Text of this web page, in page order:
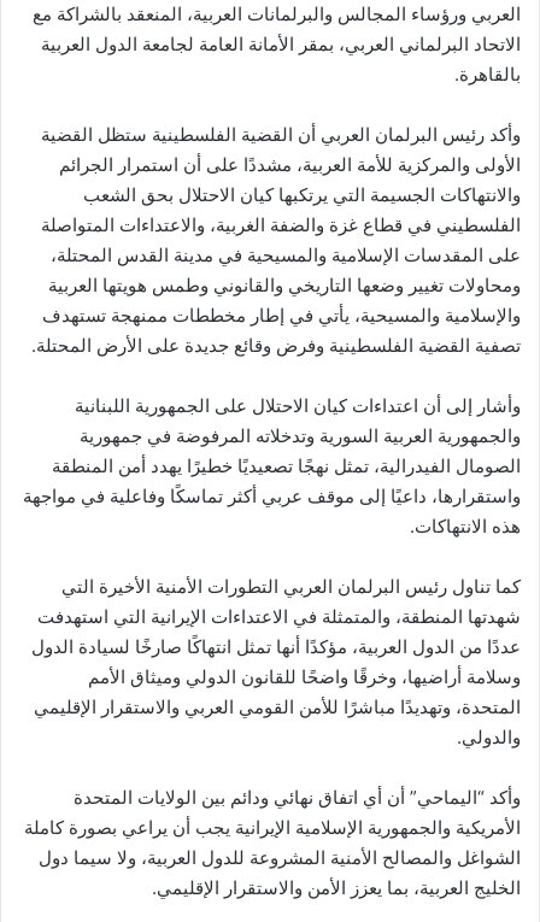
العربي ورؤساء المجالس والبرلمانات العربية، المنعقد بالشراكة مع
الاتحاد البرلماني العربي، بمقر الأمانة العامة لجامعة الدول العربية
بالقاهرة.
وأكد رئيس البرلمان العربي أن القضية الفلسطينية ستظل القضية
الأولى والمركزية للأمة العربية، مشددًا على أن استمرار الجرائم
والانتهاكات الجسيمة التي يرتكبها كيان الاحتلال بحق الشعب
الفلسطيني في قطاع غزة والضفة الغربية، والاعتداءات المتواصلة
على المقدسات الإسلامية والمسيحية في مدينة القدس المحتلة،
ومحاولات تغيير وضعها التاريخي والقانوني وطمس هويتها العربية
والإسلامية والمسيحية، يأتي في إطار مخططات ممنهجة تستهدف
تصفية القضية الفلسطينية وفرض وقائع جديدة على الأرض المحتلة.
وأشار إلى أن اعتداءات كيان الاحتلال على الجمهورية اللبنانية
والجمهورية العربية السورية وتدخلاته المرفوضة في جمهورية
الصومال الفيدرالية، تمثل نهجًا تصعيديًا خطيرًا يهدد أمن المنطقة
واستقرارها، داعيًا إلى موقف عربي أكثر تماسكًا وفاعلية في مواجهة
هذه الانتهاكات.
كما تناول رئيس البرلمان العربي التطورات الأمنية الأخيرة التي
شهدتها المنطقة، والمتمثلة في الاعتداءات الإيرانية التي استهدفت
عددًا من الدول العربية، مؤكدًا أنها تمثل انتهاكًا صارخًا لسيادة الدول
وسلامة أراضيها، وخرقًا واضحًا للقانون الدولي وميثاق الأمم
المتحدة، وتهديدًا مباشرًا للأمن القومي العربي والاستقرار الإقليمي
والدولي.
وأكد “اليماحي” أن أي اتفاق نهائي ودائم بين الولايات المتحدة
الأمريكية والجمهورية الإسلامية الإيرانية يجب أن يراعي بصورة كاملة
الشواغل والمصالح الأمنية المشروعة للدول العربية، ولا سيما دول
الخليج العربية، بما يعزز الأمن والاستقرار الإقليمي.